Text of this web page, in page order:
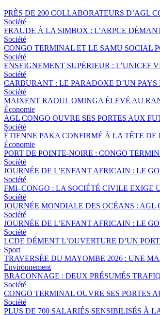
PRÈS DE 200 COLLABORATEURS D’AGL
Société
FRAUDE À LA SIMBOX : L’ARPCE
Société
CONGO TERMINAL ET LE SAMU SOCIAL
Société
ENSEIGNEMENT SUPÉRIEUR : L’UNICEF
Société
CARBURANT : LE PARADOXE D’UN PAYS
Société
MAIXENT RAOUL OMINGA ÉLEVÉ AU
Économie
AGL CONGO OUVRE SES PORTES AUX
Société
ÉTIENNE PAKA CONFIRMÉ À LA TÊTE
Économie
PORT DE POINTE-NOIRE : CONGO
Société
JOURNÉE DE L’ENFANT AFRICAIN : LE
Société
FMI–CONGO : LA SOCIÉTÉ CIVILE EXIGE
Société
JOURNÉE MONDIALE DES OCÉANS :
Société
JOURNÉE DE L’ENFANT AFRICAIN : LE
Société
LCDE DÉMENT L’OUVERTURE D’UN
Sport
TRAVERSÉE DU MAYOMBE 2026 : UNE
Environnement
BRACONNAGE : DEUX PRÉSUMÉS
Société
CONGO TERMINAL OUVRE SES PORTES
Société
PLUS DE 700 SALARIÉS SENSIBILISÉS À